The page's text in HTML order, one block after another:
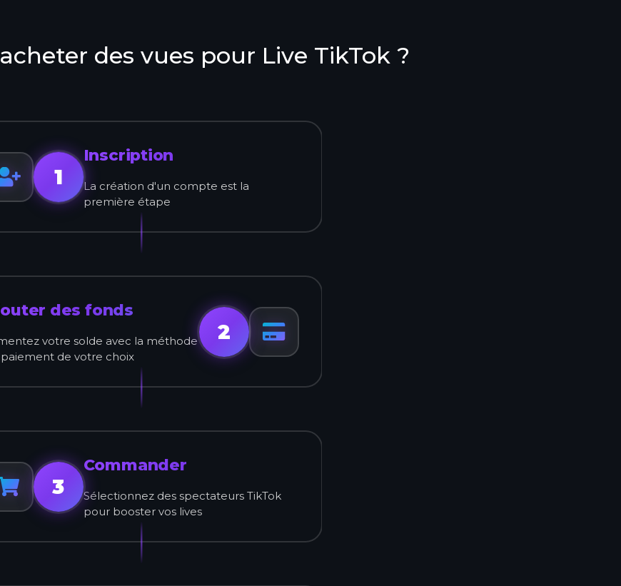
des vues pour Live TikTok ?
1
Inscription
La création d'un compte est la
première étape
2
des fonds
votre solde avec la méthode
de votre choix
3
Commander
Sélectionnez des spectateurs TikTok
pour booster vos lives